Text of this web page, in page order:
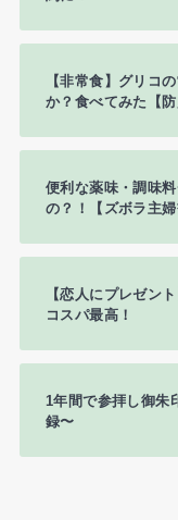
【非常食】グリコ
か？食べてみた【防
便利な薬味・調味
の？！【ズボラ主婦
【恋人にプレゼン
コスパ最高！
1年間で参拝し御朱
録〜